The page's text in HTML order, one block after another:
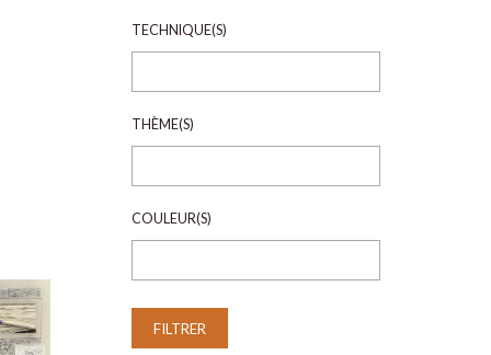
TECHNIQUE(S)
THÈME(S)
COULEUR(S)
FILTRER